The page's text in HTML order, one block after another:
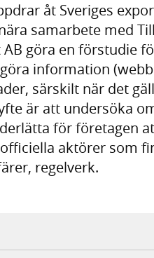
åt Sveriges
samarbete med
göra en förstudie
information
särskilt när det
är att undersöka
för företagen
aktörer som
regelverk.